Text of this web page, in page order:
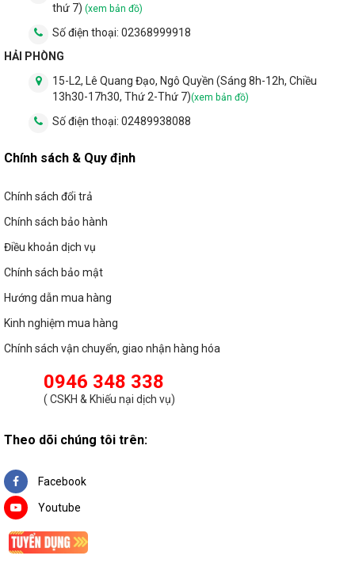
thứ 7) (xem bản đồ)
Số điện thoại: 02368999918
HẢI PHÒNG
15-L2, Lê Quang Đạo, Ngô Quyền (Sáng 8h-12h, Chiều
13h30-17h30, Thứ 2-Thứ 7)(xem bản đồ)
Số điện thoại: 02489938088
Chính sách & Quy định
Chính sách đổi trả
Chính sách bảo hành
Điều khoản dịch vụ
Chính sách bảo mật
Hướng dẫn mua hàng
Kinh nghiệm mua hàng
Chính sách vận chuyển, giao nhận hàng hóa
0946 348 338
( CSKH & Khiếu nại dịch vụ)
Theo dõi chúng tôi trên:
Facebook
Youtube